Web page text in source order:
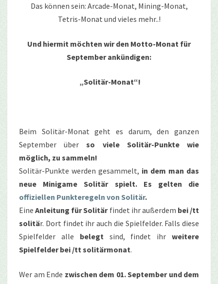
Das können sein: Arcade-Monat, Mining-Monat,
Tetris-Monat und vieles mehr..!
Und hiermit möchten wir den Motto-Monat für
September ankündigen:
„Solitär-Monat“!
Beim Solitär-Monat geht es darum, den ganzen
September überso viele Solitär-Punkte wie
möglich, zu sammeln!
Solitär-Punkte werden gesammelt, in dem man das
neue Minigame Solitär spielt. Es gelten die
offiziellen Punkteregeln von Solitär.
EineAnleitung für Solitärfindet ihr außerdem bei /tt
solitär. Dort findet ihr auch die Spielfelder. Falls diese
Spielfelder alle belegt sind, findet ihrweitere
Spielfelder bei /tt solitärmonat.
Wer am Ende zwischen dem 01. September und dem